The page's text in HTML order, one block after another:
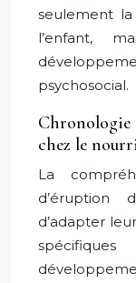
seulement
l’enfant,
psychosocial.
Chronologie
chez le
La
d’éruption
d’adapter